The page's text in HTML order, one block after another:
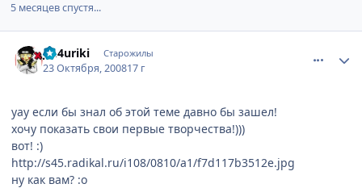
5 месяцев спустя...
Jin4uriki Старожилы
23 Октября, 200817 г
уау если бы знал об этой теме давно бы зашел!
хочу показать свои первые творчества!)))
вот! :)
http://s45.radikal.ru/i108/0810/a1/f7d117b3512e.jpg
ну как вам? :o